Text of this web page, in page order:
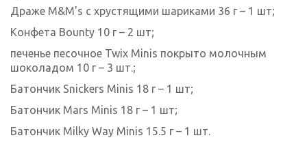
Драже M&M's с хрустящими шариками 36 г – 1 шт;
Конфета Bounty 10 г – 2 шт;
печенье песочное Twix Minis покрыто молочным
шоколадом 10 г – 3 шт.;
Батончик Snickers Minis 18 г – 1 шт;
Батончик Mars Minis 18 г – 1 шт;
Батончик Milky Way Minis 15.5 г – 1 шт.